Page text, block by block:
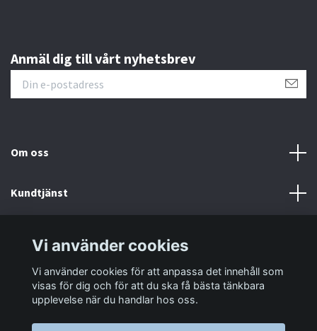
Anmäl dig till vårt nyhetsbrev
Om oss
Kundtjänst
Sociala medier
Vi använder cookies
Vi använder cookies för att anpassa det innehåll som
visas för dig och för att du ska få bästa tänkbara
upplevelse när du handlar hos oss.